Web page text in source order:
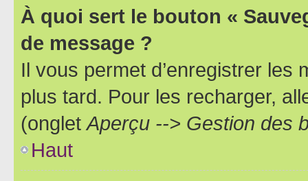
À quoi sert le bouton «
de message ?
Il vous permet d’enregistrer
plus tard. Pour les recharger,
(ongletAperçu --> Gestion des
Haut